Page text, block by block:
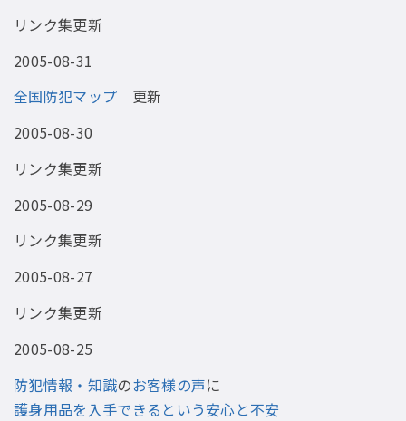
リンク集更新
2005-08-31
全国防犯マップ 更新
2005-08-30
リンク集更新
2005-08-29
リンク集更新
2005-08-27
リンク集更新
2005-08-25
防犯情報・知識のお客様の声に
護身用品を入手できるという安心と不安